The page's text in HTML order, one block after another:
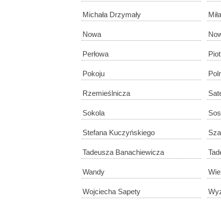
Michała Drzymały Miła
Nowa
Perłowa
Pokoju
Rzemieślnicza
Sokola
Stefana Kuczyńskiego
Tadeusza Banachiewicza
Wandy
Wojciecha Sapety